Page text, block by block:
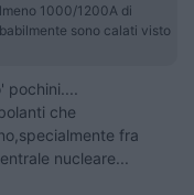
1000/1200A di
sono calati visto
pochini....
che
fra
nucleare...